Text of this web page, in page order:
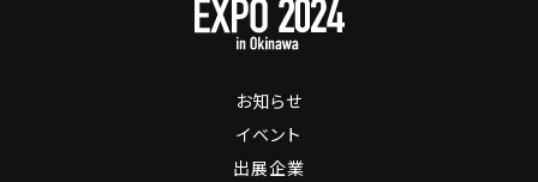
お知らせ
イベント
出展企業